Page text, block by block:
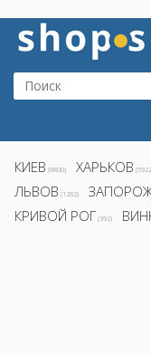
КИЕВ (8800) ХАРЬКОВ
ЛЬВОВ (1282)
КРИВОЙ РОГ (392)